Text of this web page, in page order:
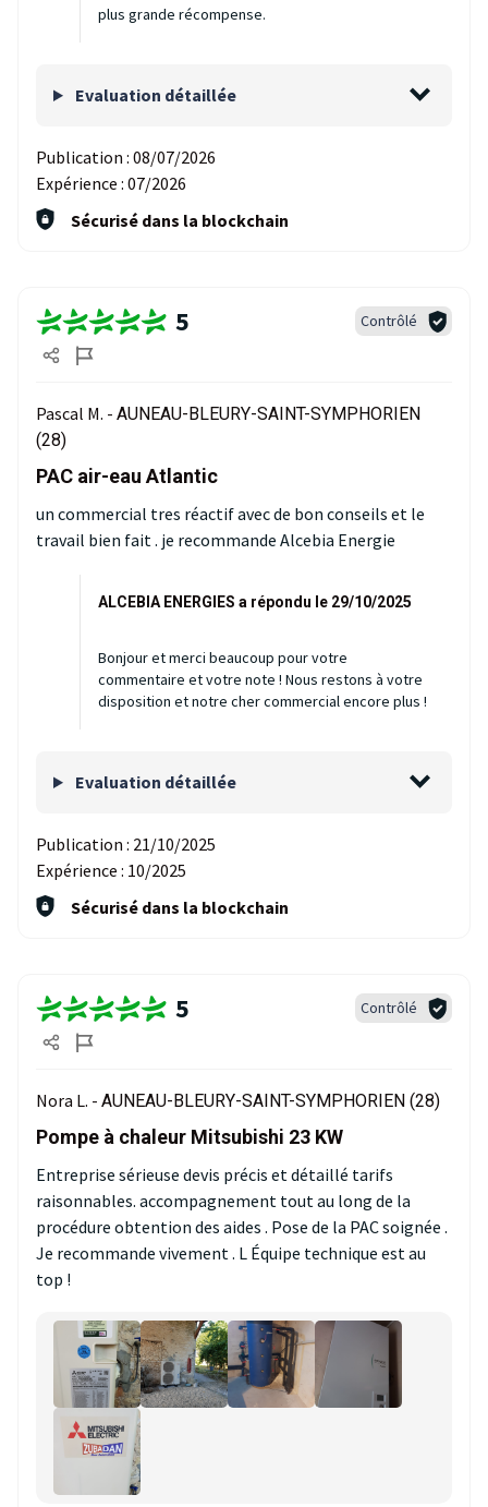
plus grande récompense.
Evaluation détaillée
Publication : 08/07/2026
Expérience : 07/2026
Sécurisé dans la blockchain
5 Contrôlé
Pascal M. - AUNEAU-BLEURY-SAINT-SYMPHORIEN
(28)
PAC air-eau Atlantic
un commercial tres réactif avec de bon conseils et le
travail bien fait . je recommande Alcebia Energie
ALCEBIA ENERGIES a répondu le 29/10/2025
Bonjour et merci beaucoup pour votre
commentaire et votre note ! Nous restons à votre
disposition et notre cher commercial encore plus !
Evaluation détaillée
Publication : 21/10/2025
Expérience : 10/2025
Sécurisé dans la blockchain
5 Contrôlé
Nora L. - AUNEAU-BLEURY-SAINT-SYMPHORIEN (28)
Pompe à chaleur Mitsubishi 23 KW
Entreprise sérieuse devis précis et détaillé tarifs
raisonnables. accompagnement tout au long de la
procédure obtention des aides . Pose de la PAC soignée .
Je recommande vivement . L Équipe technique est au
top !